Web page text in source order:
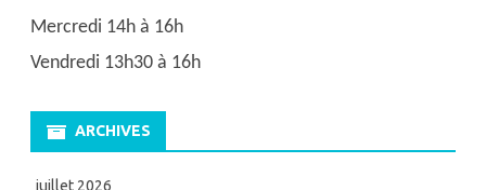
Mercredi 14h à 16h
Vendredi 13h30 à 16h
ARCHIVES
juillet 2026